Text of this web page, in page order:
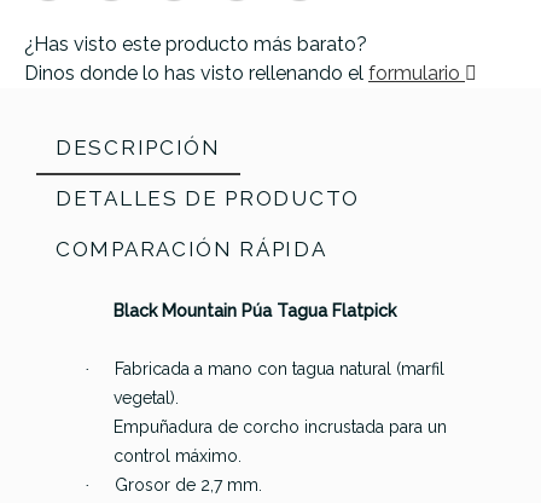
¿Has visto este producto más barato?
Dinos donde lo has visto rellenando el formulario
DESCRIPCIÓN
DETALLES DE PRODUCTO
COMPARACIÓN RÁPIDA
Black Mountain Púa Tagua Flatpick
·
Fabricada a mano con tagua natural (marfil
vegetal).
Empuñadura de corcho incrustada para un
control máximo.
· Grosor de 2,7 mm.
ReferenciaPUASGUIBMP0019